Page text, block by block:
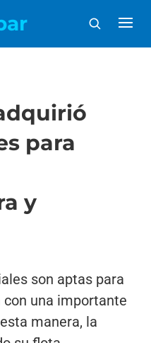
para
y
son aptas para
con una importante
manera, la